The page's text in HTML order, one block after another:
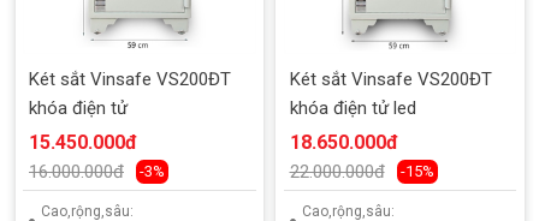
Két sắt Vinsafe VS200ĐT
khóa điện tử
15.450.000đ
16.000.000đ -3%
Cao,rộng,sâu:
Két sắt Vinsafe VS200ĐT
khóa điện tử led
18.650.000đ
22.000.000đ -15%
Cao,rộng,sâu: